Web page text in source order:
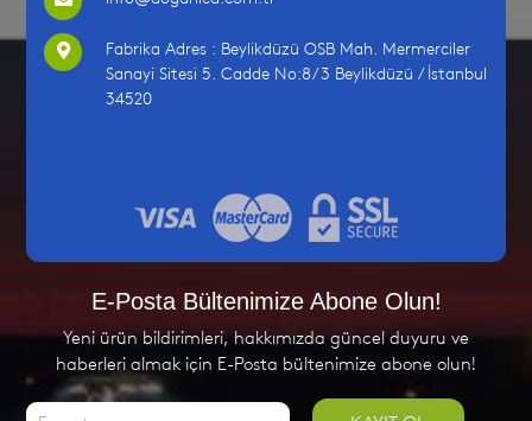
Fabrika Adres : Beylikdüzü OSB Mah. Mermerciler
Sanayi Sitesi 5. Cadde No:8/3 Beylikdüzü / İstanbul
34520
E-Posta Bültenimize Abone Olun!
Yeni ürün bildirimleri, hakkımızda güncel duyuru ve
haberleri almak için E-Posta bültenimize abone olun!